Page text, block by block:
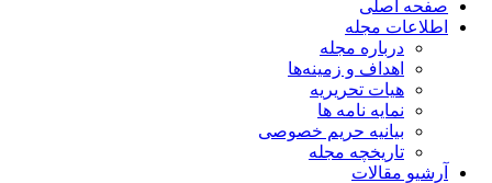
صفحه اصلی
اطلاعات مجله
درباره مجله
اهداف و زمینه‌ها
هیات تحریریه
نمایه نامه ها
بیانیه حریم خصوصی
تاریخچه مجله
آرشیو مقالات